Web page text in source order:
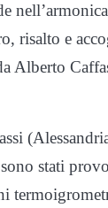
risalto e
Alberto
stati